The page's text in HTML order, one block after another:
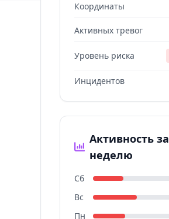
Координаты
Активных тревог
Уровень риска
Инцидентов
Активность за
неделю
Сб
Вс
Пн